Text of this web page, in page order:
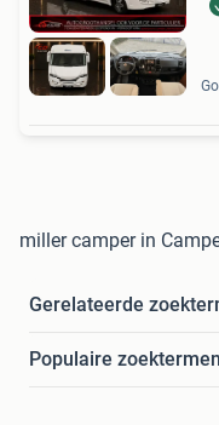
miller camper in
Gerelateerde
Populaire zoektermen